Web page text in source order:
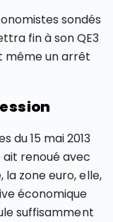
sondés
fin à son QE3
même un arrêt
du 15 mai 2013
ait renoué avec
zone euro, elle,
économique
suffisamment